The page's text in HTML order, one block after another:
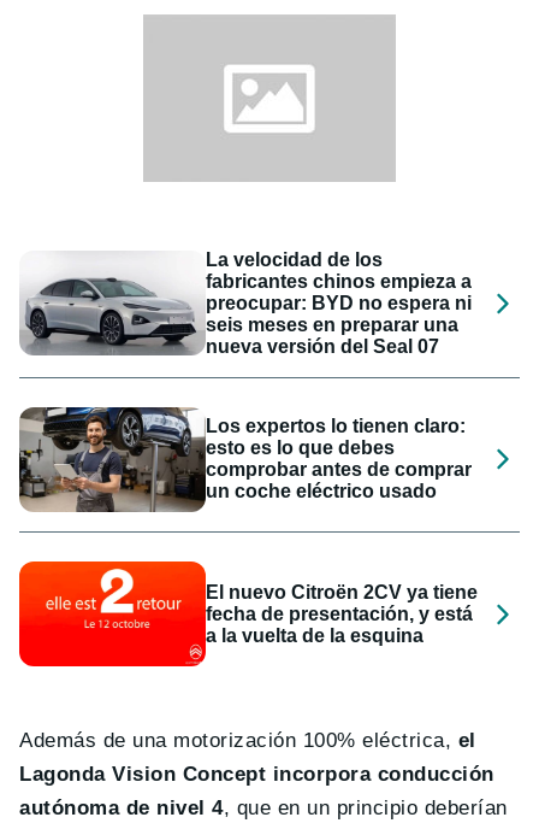
La velocidad de los
fabricantes chinos empieza a
preocupar: BYD no espera ni
seis meses en preparar una
nueva versión del Seal 07
Los expertos lo tienen claro:
esto es lo que debes
comprobar antes de comprar
un coche eléctrico usado
El nuevo Citroën 2CV ya tiene
fecha de presentación, y está
a la vuelta de la esquina
Además de una motorización 100% eléctrica, el
Lagonda Vision Concept incorpora conducción
autónoma de nivel 4, que en un principio deberían